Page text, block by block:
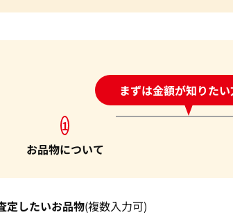
まずは金額が知りたい
24時間受付中!問い合わ
1
お品物について
定したいお品物(複数入力可)